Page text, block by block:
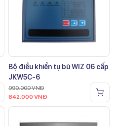
Bộ điều khiển tụ bù WIZ 06 cấp
JKW5C-6
990.000VNĐ
842.000 VNĐ